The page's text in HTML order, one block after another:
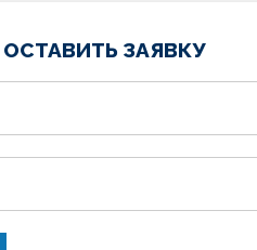
ОСТАВИТЬ ЗАЯВКУ